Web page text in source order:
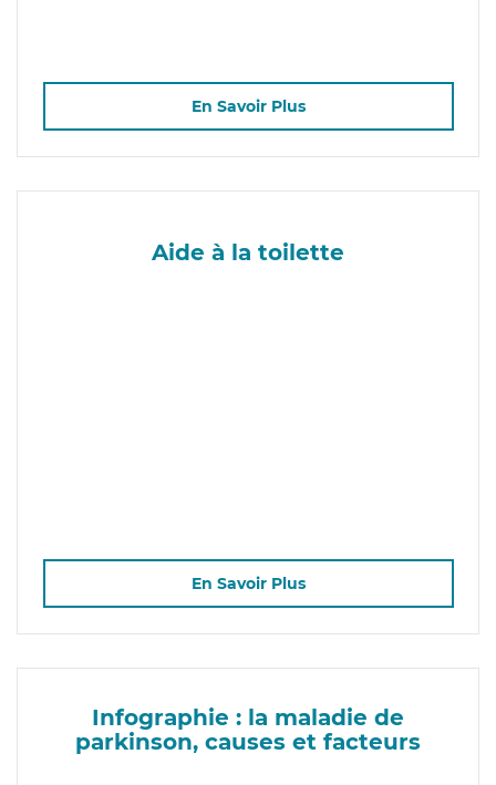
En Savoir Plus
Aide à la toilette
En Savoir Plus
Infographie : la maladie de
parkinson, causes et facteurs